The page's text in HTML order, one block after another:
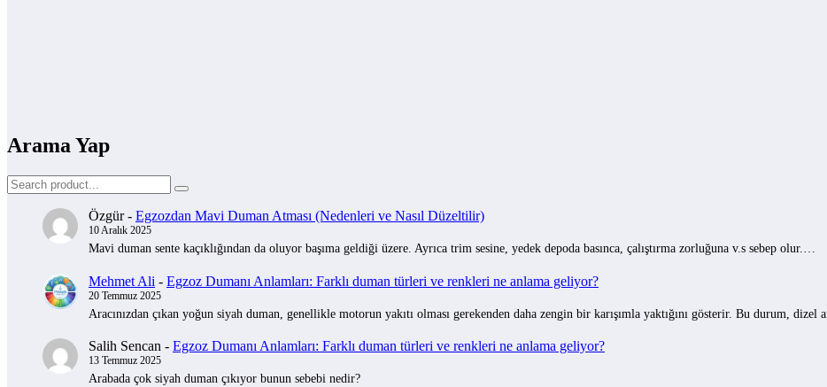
Arama Yap
Özgür- Egzozdan Mavi Duman Atması (Nedenleri ve Nasıl Düzeltilir)
10 Aralık 2025
Mavi duman sente kaçıklığından da oluyor başıma geldiği üzere. Ayrıca trim sesine, yedek depoda basınca, çalıştırma zorluğuna v.s sebep olur.…
Mehmet Ali - Egzoz Dumanı Anlamları: Farklı duman türleri ve renkleri ne anlama geliyor?
20 Temmuz 2025
Aracınızdan çıkan yoğun siyah duman, genellikle motorun yakıtı olması gerekenden daha zengin bir karışımla yaktığını gösterir. Bu durum, dizel
Salih Sencan - Egzoz Dumanı Anlamları: Farklı duman türleri ve renkleri ne anlama geliyor?
13 Temmuz 2025
Arabada çok siyah duman çıkıyor bunun sebebi nedir?